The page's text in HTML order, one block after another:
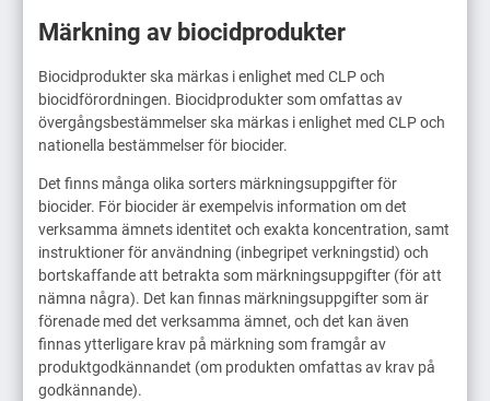
Märkning av biocidprodukter
Biocidprodukter ska märkas i enlighet med CLP och
biocidförordningen. Biocidprodukter som omfattas av
övergångsbestämmelser ska märkas i enlighet med CLP och
nationella bestämmelser för biocider.
Det finns många olika sorters märkningsuppgifter för
biocider. För biocider är exempelvis information om det
verksamma ämnets identitet och exakta koncentration, samt
instruktioner för användning (inbegripet verkningstid) och
bortskaffande att betrakta som märkningsuppgifter (för att
nämna några). Det kan finnas märkningsuppgifter som är
förenade med det verksamma ämnet, och det kan även
finnas ytterligare krav på märkning som framgår av
produktgodkännandet (om produkten omfattas av krav på
godkännande).